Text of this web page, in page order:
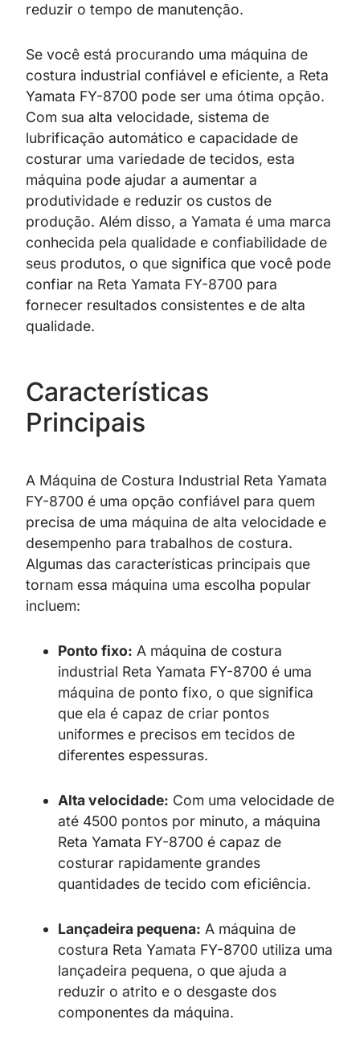
reduzir o tempo de manutenção.
Se você está procurando uma máquina de
costura industrial confiável e eficiente, a Reta
Yamata FY-8700 pode ser uma ótima opção.
Com sua alta velocidade, sistema de
lubrificação automático e capacidade de
costurar uma variedade de tecidos, esta
máquina pode ajudar a aumentar a
produtividade e reduzir os custos de
produção. Além disso, a Yamata é uma marca
conhecida pela qualidade e confiabilidade de
seus produtos, o que significa que você pode
confiar na Reta Yamata FY-8700 para
fornecer resultados consistentes e de alta
qualidade.
Características
Principais
A Máquina de Costura Industrial Reta Yamata
FY-8700 é uma opção confiável para quem
precisa de uma máquina de alta velocidade e
desempenho para trabalhos de costura.
Algumas das características principais que
tornam essa máquina uma escolha popular
incluem:
Ponto fixo: A máquina de costura
industrial Reta Yamata FY-8700 é uma
máquina de ponto fixo, o que significa
que ela é capaz de criar pontos
uniformes e precisos em tecidos de
diferentes espessuras.
Alta velocidade: Com uma velocidade de
até 4500 pontos por minuto, a máquina
Reta Yamata FY-8700 é capaz de
costurar rapidamente grandes
quantidades de tecido com eficiência.
Lançadeira pequena: A máquina de
costura Reta Yamata FY-8700 utiliza uma
lançadeira pequena, o que ajuda a
reduzir o atrito e o desgaste dos
componentes da máquina.